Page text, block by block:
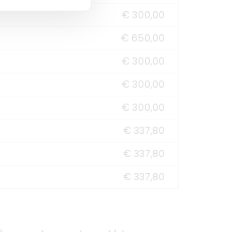
€ 300,00
€ 650,00
€ 300,00
€ 300,00
€ 300,00
€ 337,80
€ 337,80
€ 337,80